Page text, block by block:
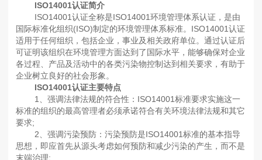
ISO14001认证简介
ISO14001认证全称是ISO14001环境管理体系认证，是由
国际标准化组织(ISO)制定的环境管理体系标准。ISO14001认证
适用于任何组织，包括企业，事业及相关政府单位。通过认证后
可证明该组织在环境管理方面达到了国际水平，能够确保对企业
各过程、产品及活动中的各类污染物控制达到相关要求，有助于
企业树立良好的社会形象。
ISO14001认证主要特点
1、强调法律法规的符合性：ISO14001标准要求实施这一
标准的组织的最高管理者必须承诺符合有关环境法律法规和其它
要求;
2、强调污染预防：污染预防是ISO14001标准的基本指导
思想，即应首先从源头考虑如何预防和减少污染的产生，而不是
末端治理;